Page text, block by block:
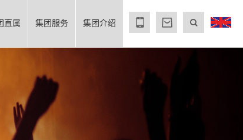
直属 集团服务 集团介绍